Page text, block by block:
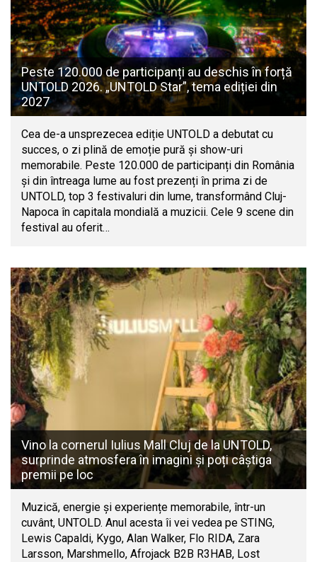
Peste 120.000 de participanți au deschis în forță
UNTOLD 2026. „UNTOLD Star”, tema ediției din
2027
Cea de-a unsprezecea ediție UNTOLD a debutat cu
succes, o zi plină de emoție pură și show-uri
memorabile. Peste 120.000 de participanți din România
și din întreaga lume au fost prezenți în prima zi de
UNTOLD, top 3 festivaluri din lume, transformând Cluj-
Napoca în capitala mondială a muzicii. Cele 9 scene din
festival au oferit…
Vino la cornerul Iulius Mall Cluj de la UNTOLD,
surprinde atmosfera în imagini și poți câștiga
premii pe loc
Muzică, energie și experiențe memorabile, într-un
cuvânt, UNTOLD. Anul acesta îi vei vedea pe STING,
Lewis Capaldi, Kygo, Alan Walker, Flo RIDA, Zara
Larsson, Marshmello, Afrojack B2B R3HAB, Lost